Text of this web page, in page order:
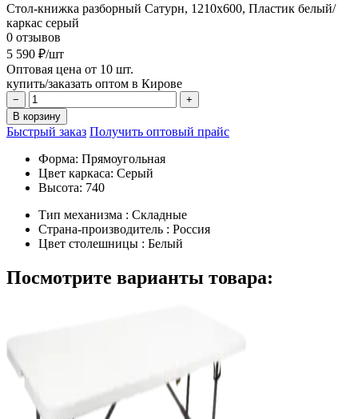
Стол-книжка разборный Сатурн, 1210х600, Пластик белый/
каркас серый
0 отзывов
5 590 ₽/шт
Оптовая цена от 10 шт.
купить/заказать оптом в Кирове
−
+
В корзину
Быстрый заказ Получить оптовый прайс
Форма: Прямоугольная
Цвет каркаса: Серый
Высота: 740
Тип механизма : Складные
Страна-производитель : Россия
Цвет столешницы : Белый
Посмотрите варианты товара: